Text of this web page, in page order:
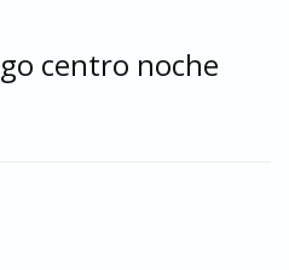
centro noche